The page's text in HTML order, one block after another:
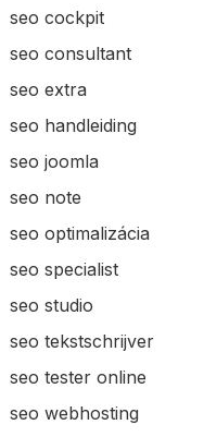
seo cockpit
seo consultant
seo extra
seo handleiding
seo joomla
seo note
seo optimalizácia
seo specialist
seo studio
seo tekstschrijver
seo tester online
seo webhosting